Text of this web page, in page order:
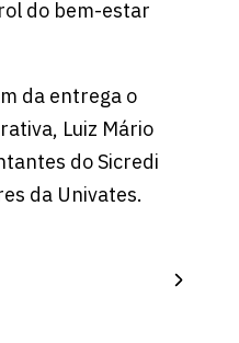
do bem-estar
da entrega o
Luiz Mário
do Sicredi
da Univates.